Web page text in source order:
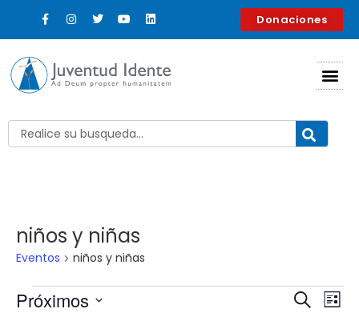
Donaciones
niños y niñas
Eventos niños y niñas
Buscar
Lista
Próximos